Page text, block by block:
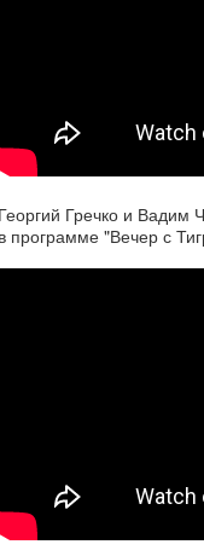
Георгий Гречко и Вадим
в программе "Вечер с